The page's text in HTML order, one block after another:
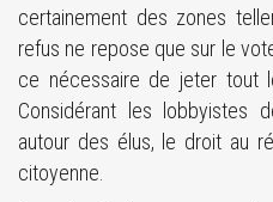
certainement des zones
refus ne repose que sur le
ce nécessaire de jeter tout
Considérant les lobbyistes
autour des élus, le droit au
citoyenne.